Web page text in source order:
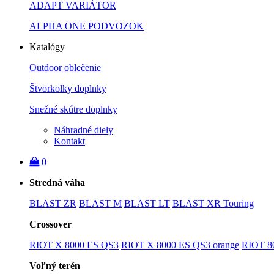
ADAPT VARIÁTOR
ALPHA ONE PODVOZOK
Katalógy
Outdoor oblečenie
Štvorkolky doplnky
Snežné skútre doplnky
Náhradné diely
Kontakt
0
Stredná váha
BLAST ZR BLAST M BLAST LT BLAST XR Touring
Crossover
RIOT X 8000 ES QS3 RIOT X 8000 ES QS3 orange RIOT
Voľný terén